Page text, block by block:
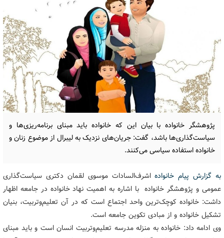
پژوهشگر خانواده با بیان این که خانواده باید مبنای برنامه‌ریزی‌ها و
سیاست‌گذاری‌ها باشد، گفت: جریان‌های نزدیک به لیبرال از موضوع زنان و
خانواده استفاده سیاسی می‌کنند.
به گزارش پیام خانوادهاشرف‌السادات موسوی لقمان دکتری سیاست‌گذاری
عمومی و پژوهشگر خانواده با اشاره به اهمیت نهاد خانواده در جامعه اظهار
داشت: خانواده کوچک‌ترین واحد اجتماع است که در آن تعلیم‌وتربیت، بنیان
تشکیل خانواده و از مبادی تکوین جامعه است.
وی ادامه داد: خانواده به منزله مدرسه تعلیم‌وتربیت انسان است و باید مبنای